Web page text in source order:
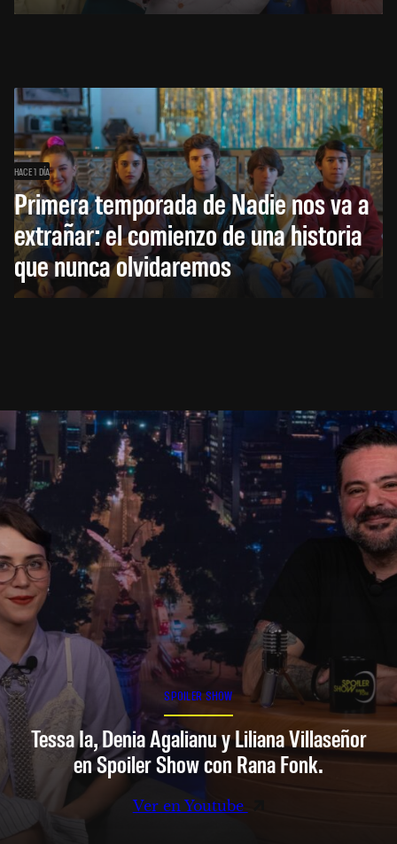
HACE 1 DÍA
Primera temporada de Nadie nos va a
extrañar: el comienzo de una historia
que nunca olvidaremos
SPOILER SHOW
Tessa Ia, Denia Agalianu y Liliana Villaseñor
en Spoiler Show con Rana Fonk.
Ver en Youtube